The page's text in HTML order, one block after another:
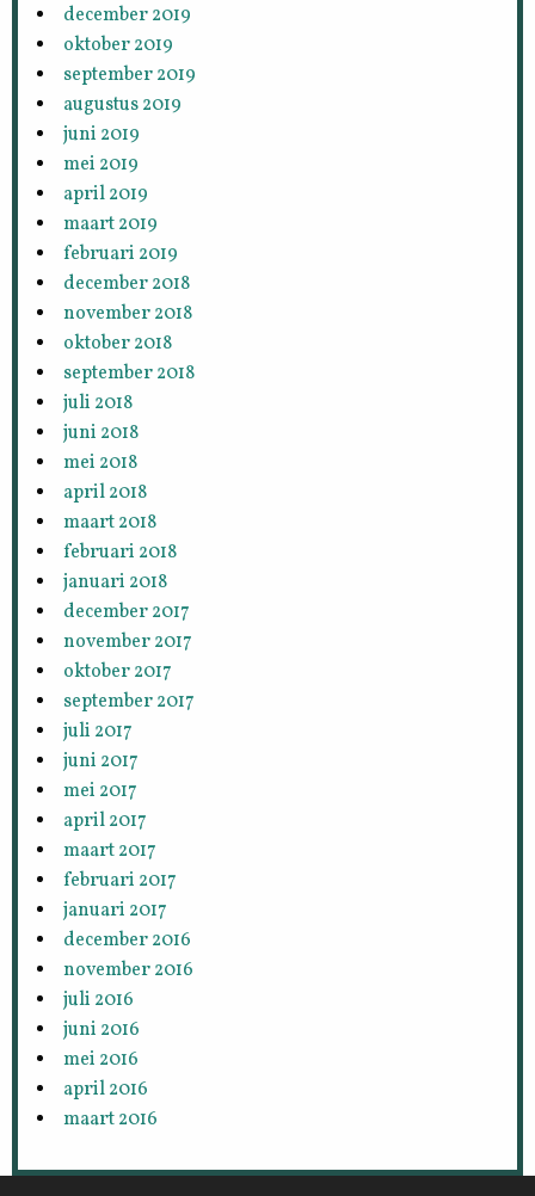
december 2019
oktober 2019
september 2019
augustus 2019
juni 2019
mei 2019
april 2019
maart 2019
februari 2019
december 2018
november 2018
oktober 2018
september 2018
juli 2018
juni 2018
mei 2018
april 2018
maart 2018
februari 2018
januari 2018
december 2017
november 2017
oktober 2017
september 2017
juli 2017
juni 2017
mei 2017
april 2017
maart 2017
februari 2017
januari 2017
december 2016
november 2016
juli 2016
juni 2016
mei 2016
april 2016
maart 2016